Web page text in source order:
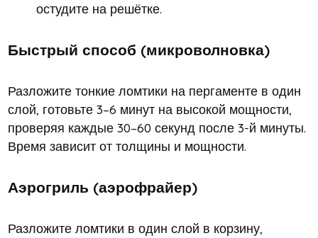
остудите на решётке.
Быстрый способ (микроволновка)
Разложите тонкие ломтики на пергаменте в один
слой, готовьте 3–6 минут на высокой мощности,
проверяя каждые 30–60 секунд после 3-й минуты.
Время зависит от толщины и мощности.
Аэрогриль (аэрофрайер)
Разложите ломтики в один слой в корзину,